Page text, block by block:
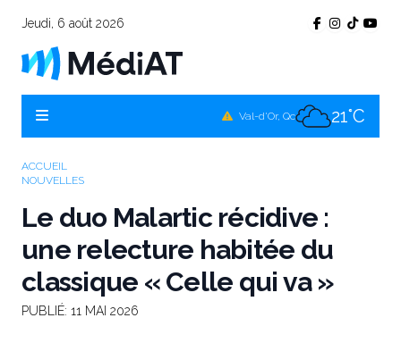
Jeudi, 6 août 2026
Val-d'Or, Qc 21°C
ACCUEIL
NOUVELLES
Le duo Malartic récidive :
une relecture habitée du
classique « Celle qui va »
PUBLIÉ: 11 MAI 2026